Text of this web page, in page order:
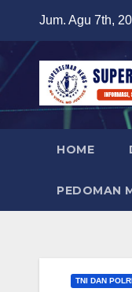
content
Jum. Agu 7th,
HOME
PEDOMAN
TNI DAN